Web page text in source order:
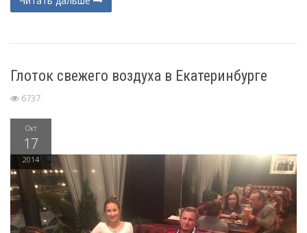
Глоток свежего воздуха в Екатеринбурге
6737
Окт
17
2014